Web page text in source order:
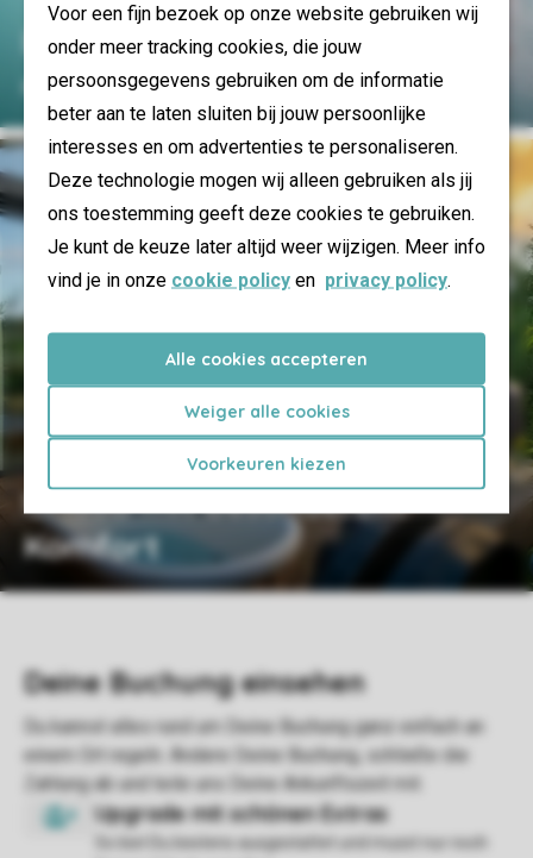
Voor een fijn bezoek op onze website gebruiken wij
onder meer tracking cookies, die jouw
persoonsgegevens gebruiken om de informatie
beter aan te laten sluiten bij jouw persoonlijke
interesses en om advertenties te personaliseren.
Deze technologie mogen wij alleen gebruiken als jij
ons toestemming geeft deze cookies te gebruiken.
Je kunt de keuze later altijd weer wijzigen. Meer info
vind je in onze cookie policy en privacy policy.
Alle cookies accepteren
Weiger alle cookies
Voorkeuren kiezen
Badespaß
Ferienparks entdecken
Urlaub mit besonderem
Komfort
So bist Du bestens ausgestattet und musst nur noch